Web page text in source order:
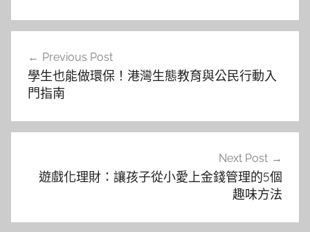
覽
Previous Post
學生也能做環保！港灣生態教育與公民行動入
門指南
Next Post
遊戲化理財：讓孩子從小愛上金錢管理的5個
趣味方法